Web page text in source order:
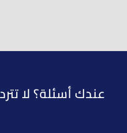
عندك أسئلة؟ لا